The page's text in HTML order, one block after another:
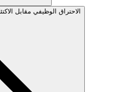
الاحتراق الوظيفي مقابل